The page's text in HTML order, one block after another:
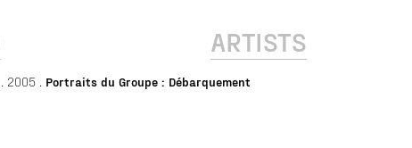
ARTISTS
2005 Portraits du Groupe : Débarquement